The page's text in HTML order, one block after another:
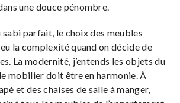
une douce pénombre.
parfait, le choix des meubles
la complexité quand on décide de
La modernité, j’entends les objets du
mobilier doit être en harmonie. À
et des chaises de salle à manger,